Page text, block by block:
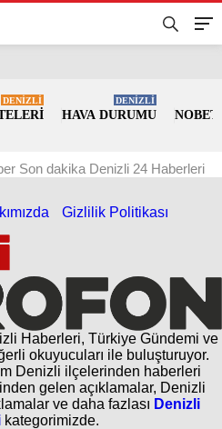
DENİZLİ
HAVA DURUMU
DENİZLİ
Son dakika Denizli 24 Haberleri
Gizlilik Politikası
Haberleri, Türkiye Gündemi ve
okuyucuları ile buluşturuyor.
Denizli ilçelerinden haberleri
gelen açıklamalar, Denizli
ve daha fazlası Denizli
kategorimizde.